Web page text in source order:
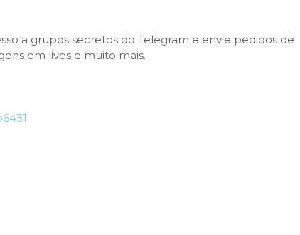
a grupos secretos do Telegram e envie pedidos de
em lives e muito mais.